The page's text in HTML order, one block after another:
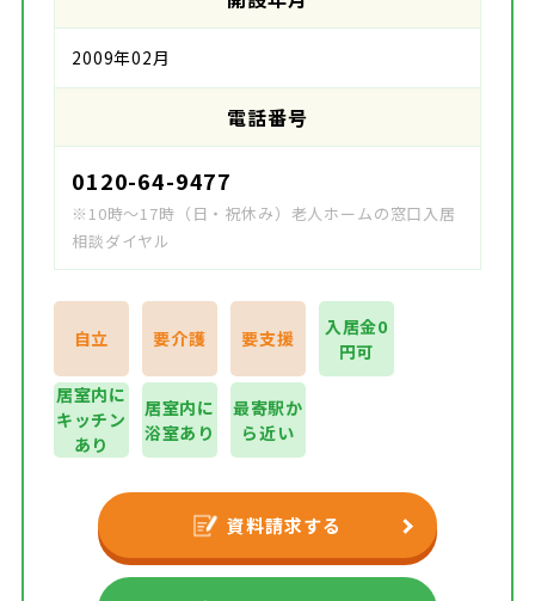
2009年02月
電話番号
0120-64-9477
※10時～17時（日・祝休み）老人ホームの窓口入居
相談ダイヤル
自立 要介護 要支援
入居金0
円可
居室内に
キッチン
あり
居室内に
浴室あり
最寄駅か
ら近い
資料請求する